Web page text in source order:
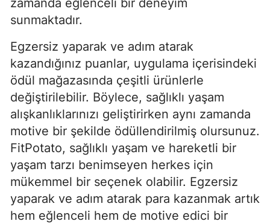
sunmaktadır.
Egzersiz yaparak ve adım atarak
kazandığınız puanlar, uygulama içerisindeki
ödül mağazasında çeşitli ürünlerle
değiştirilebilir. Böylece, sağlıklı yaşam
alışkanlıklarınızı geliştirirken aynı zamanda
motive bir şekilde ödüllendirilmiş olursunuz.
FitPotato, sağlıklı yaşam ve hareketli bir
yaşam tarzı benimseyen herkes için
mükemmel bir seçenek olabilir. Egzersiz
yaparak ve adım atarak para kazanmak artık
hem eğlenceli hem de motive edici bir